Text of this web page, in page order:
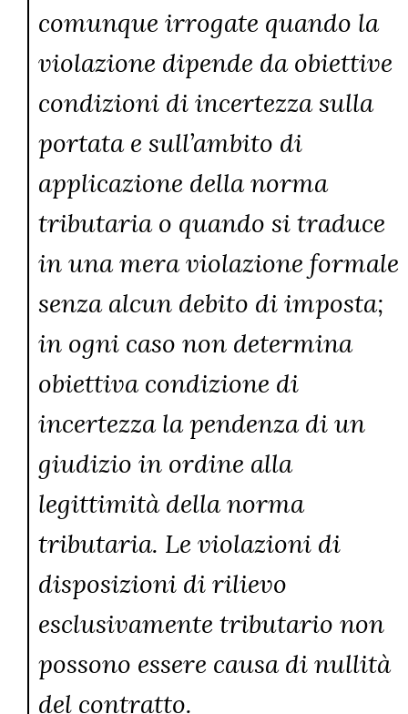
comunque irrogate quando la
violazione dipende da obiettive
condizioni di incertezza sulla
portata e sull’ambito di
applicazione della norma
tributaria o quando si traduce
in una mera violazione formale
senza alcun debito di imposta;
in ogni caso non determina
obiettiva condizione di
incertezza la pendenza di un
giudizio in ordine alla
legittimità della norma
tributaria. Le violazioni di
disposizioni di rilievo
esclusivamente tributario non
possono essere causa di nullità
del contratto.